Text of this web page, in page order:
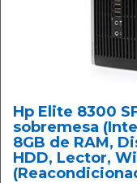
Hp Elite 8300
sobremesa
8GB de RAM,
HDD, Lector,